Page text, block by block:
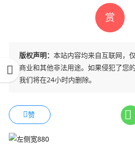
赏
版权声明： 本站内容均来自互联网，
商业和其他非法用途。如果侵犯了您
我们将在24小时内删除。
赞